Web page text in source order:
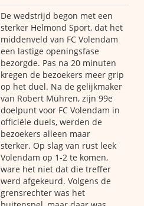
De wedstrijd begon met een
sterker Helmond Sport, dat het
middenveld van FC Volendam
een lastige openingsfase
bezorgde. Pas na 20 minuten
kregen de bezoekers meer grip
op het duel. Na de gelijkmaker
van Robert Mühren, zijn 99e
doelpunt voor FC Volendam in
officiële duels, werden de
bezoekers alleen maar
sterker. Op slag van rust leek
Volendam op 1-2 te komen,
ware het niet dat die treffer
werd afgekeurd. Volgens de
grensrechter was het